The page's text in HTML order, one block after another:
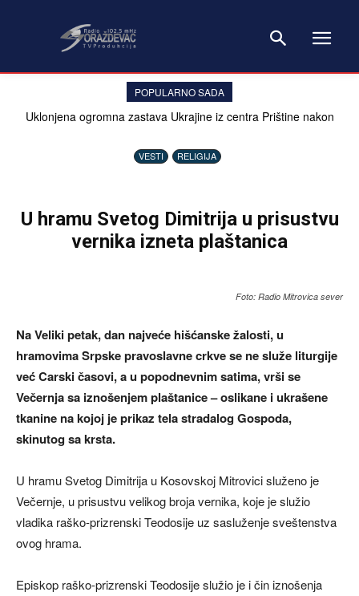
POPULARNO SADA
Uklonjena ogromna zastava Ukrajine iz centra Prištine nakon
VESTI RELIGIJA
U hramu Svetog Dimitrija u prisustvu
vernika izneta plaštanica
Foto: Radio Mitrovica sever
Na Veliki petak, dan najveće hišćanske žalosti, u
hramovima Srpske pravoslavne crkve se ne služe liturgije
već Carski časovi, a u popodnevnim satima, vrši se
Večernja sa iznošenjem plaštanice – oslikane i ukrašene
tkanine na kojoj je prikaz tela stradalog Gospoda,
skinutog sa krsta.
U hramu Svetog Dimitrija u Kosovskoj Mitrovici služeno je
Večernje, u prisustvu velikog broja vernika, koje je služio
vladika raško-prizrenski Teodosije uz sasluženje sveštenstva
ovog hrama.
Episkop raško-prizrenski Teodosije služio je i čin iznošenja